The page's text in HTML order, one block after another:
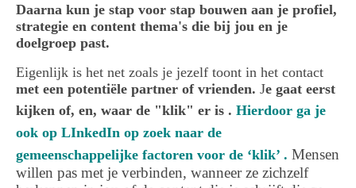
Daarna kun je stap voor stap bouwen aan je profiel,
strategie en content thema's die bij jou en je
doelgroep past.
Eigenlijk is het net zoals je jezelf toont in het contact
met een potentiële partner of vrienden. Je gaat eerst
kijken of, en, waar de "klik" er is . Hierdoor ga je
ook op LInkedIn op zoek naar de
gemeenschappelijke factoren voor de ‘klik’ . Mensen
willen pas met je verbinden, wanneer ze zichzelf